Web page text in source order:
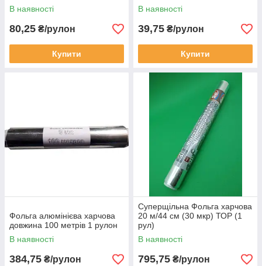
В наявності
80,25 ₴/рулон
Купити
В наявності
39,75 ₴/рулон
Купити
Фольга алюмінієва харчова
довжина 100 метрів 1 рулон
В наявності
384,75 ₴/рулон
Суперщільна Фольга харчова
20 м/44 см (30 мкр) ТОР (1
рул)
В наявності
795,75 ₴/рулон